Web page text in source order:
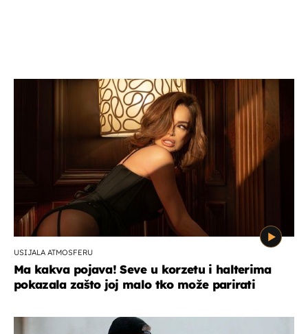
USIJALA ATMOSFERU
Ma kakva pojava! Seve u korzetu i halterima
pokazala zašto joj malo tko može parirati